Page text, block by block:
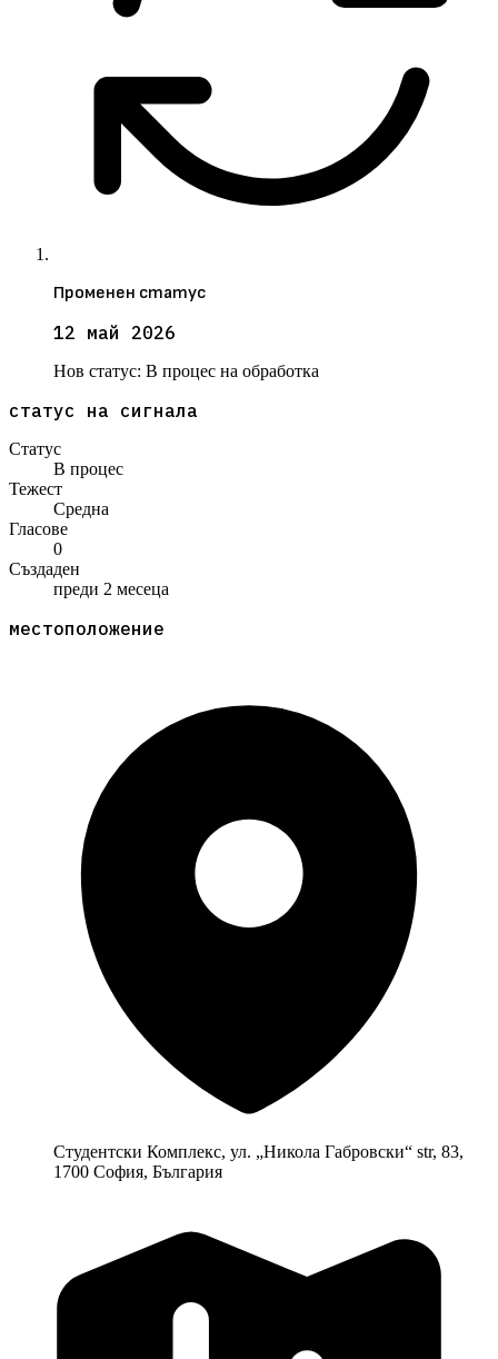
Променен статус
12 май 2026
Нов статус: В процес на обработка
статус на сигнала
Статус
В процес
Тежест
Средна
Гласове
0
Създаден
преди 2 месеца
местоположение
Студентски Комплекс, ул. „Никола Габровски“ str, 83,
1700 София, България